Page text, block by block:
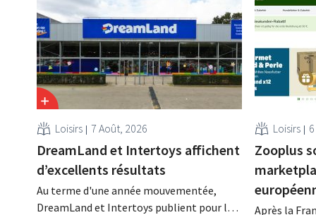
Loisirs 7 Août, 2026
DreamLand et Intertoys affichent
d’excellents résultats
Au terme d'une année mouvementée,
DreamLand et Intertoys publient pour la
Loisirs
Zooplus
Après la